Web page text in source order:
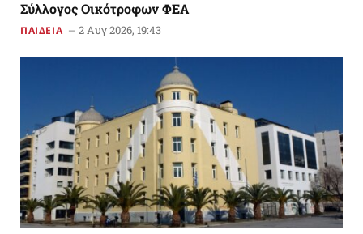
Σύλλογος Οικότροφων ΦΕΑ
ΠΑΙΔΕΙΑ 2 Αυγ 2026, 19:43